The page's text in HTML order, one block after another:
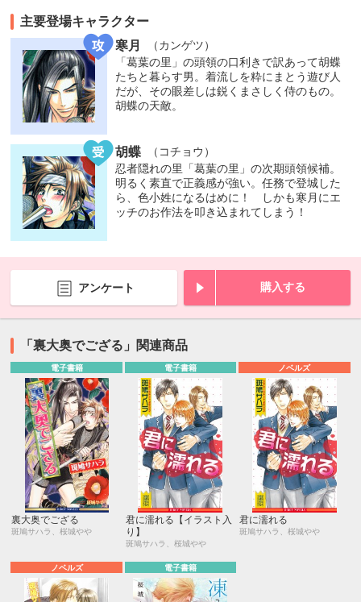
主要登場キャラクター
寒月
（カンゲツ）
「葛葉の里」の頭領の口利きで訳あって胡蝶
たちと暮らす男。着流しを粋にまとう遊び人
だが、その眼差しは鋭くまさしく侍のもの。
胡蝶の天敵。
胡蝶
（コチョウ）
忍者隠れの里「葛葉の里」の次期頭領候補。
明るく素直で正義感が強い。任務で登城した
ら、色小姓になるはめに！ しかも寒月にエ
ッチのお作法を叩き込まれてしまう！
アンケート 購入する
「裏大奥でござる」関連商品
電子書籍
裏大奥でござる
斑鳩サハラ、桜城やや
電子書籍
君に濡れる【イラスト入
り】
斑鳩サハラ、桜城やや
ノベルズ
君に濡れる
斑鳩サハラ、桜城やや
ノベルズ 電子書籍